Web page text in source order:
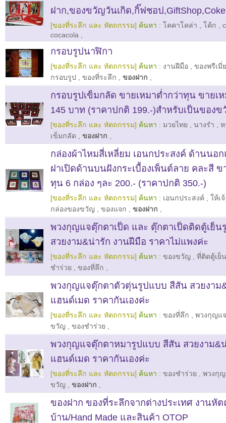
ฝาก,ของขวัญวันเกิด,กิ๊ฟชอป
[ของที่ระลึก และ หัตถกรรม] ค้นหา : โคคาโคล่า โค้ก
cocacola
กรอบรูปนาฬิกา
[ของที่ระลึก และ หัตถกรรม] ค้นหา : งานฝีมือ
ของพรีเมี่
กรอบรูป
ของที่ระลึก ของฝาก
กรอบรูปเข็มกลัด ขายเหมาต่ำกว่าทุน ขายเ
145 บาท (ราคาปกติ 199.-)สำหรับเป็นของ
[ของที่ระลึก และ หัตถกรรม] ค้นหา : มวยไทย นางรำ
เข็มกลัด
ของฝาก
กล่องผ้าไหมสี่เหลี่ยม เอนกประสงค์ ด้านนอ
ฝาเปิดด้านบนฝังกระเบื้องเพ็นต์ลาย คละสี ข
ทุน 6 กล่อง ๆละ 200.- (ราคาปกติ 350.-)
[ของที่ระลึก และ หัตถกรรม] ค้นหา : เอนกประสงค์
ให้เ
กล่องของขวัญ
ของแจก ของฝาก
พวงกุญแจตุ๊กตาเป็ด และ ตุ๊กตาเป็ดติดตู้เย็
สวยงาม&น่ารัก งานฝีมือ ราคาไม่แพงค่ะ
[ของที่ระลึก และ หัตถกรรม] ค้นหา : ของขวัญ
ที่ติดตู้เย็น
ชำร่วย
ของที่ลึก
พวงกุญแจตุ๊กตาตัวตุ่นรูปแบบ สีสัน สวยงาม
แฮนด์เมด ราคากันเองค่ะ
[ของที่ระลึก และ หัตถกรรม] ค้นหา : ของที่ลึก
พวงกุญแจ
ขวัญ
ของชำร่วย
พวงกุญแจตุ๊กตาหมารูปแบบ สีสัน สวยงาม&
แฮนด์เมด ราคากันเองค่ะ
[ของที่ระลึก และ หัตถกรรม] ค้นหา : ของชำร่วย
พวงกุ
ขวัญ
ของฝาก
ของฝาก ของที่ระลึกจากต่างประเทศ งานหั
บ้าน/Hand Made และสินค้า OTOP